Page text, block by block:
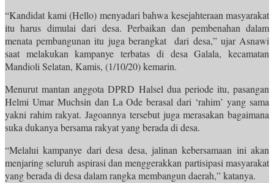
“Kandidat kami (Hello) menyadari bahwa kesejahteraan masyarakat
itu harus dimulai dari desa. Perbaikan dan pembenahan dalam
menata pembangunan itu juga berangkat dari desa,” ujar Asnawi
saat melakukan kampanye terbatas di desa Galala, kecamatan
Mandioli Selatan, Kamis, (1/10/20) kemarin.
Menurut mantan anggota DPRD Halsel dua periode itu, pasangan
Helmi Umar Muchsin dan La Ode berasal dari ‘rahim’ yang sama
yakni rahim rakyat. Jagoannya tersebut juga merasakan bagaimana
suka dukanya bersama rakyat yang berada di desa.
“Melalui kampanye dari desa desa, jalinan kebersamaan ini akan
menjaring seluruh aspirasi dan menggerakkan partisipasi masyarakat
yang berada di desa dalam rangka membangun daerah,” katanya.